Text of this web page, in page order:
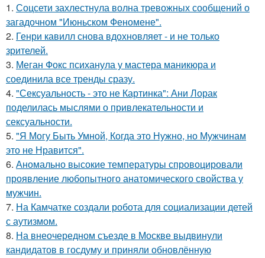
1. Соцсети захлестнула волна тревожных сообщений о
загадочном "Июньском Феномене".
2. Генри кавилл снова вдохновляет - и не только
зрителей.
3. Меган Фокс психанула у мастера маникюра и
соединила все тренды сразу.
4. "Сексуальность - это не Картинка": Ани Лорак
поделилась мыслями о привлекательности и
сексуальности.
5. "Я Могу Быть Умной, Когда это Нужно, но Мужчинам
это не Нравится".
6. Аномально высокие температуры спровоцировали
проявление любопытного анатомического свойства у
мужчин.
7. На Камчатке создали робота для социализации детей
с аутизмом.
8. На внеочередном съезде в Москве выдвинули
кандидатов в госдуму и приняли обновлённую